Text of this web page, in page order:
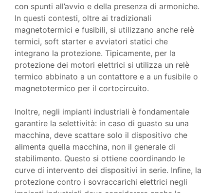
con spunti all’avvio e della presenza di armoniche.
In questi contesti, oltre ai tradizionali
magnetotermici e fusibili, si utilizzano anche relè
termici, soft starter e avviatori statici che
integrano la protezione. Tipicamente, per la
protezione dei motori elettrici si utilizza un relè
termico abbinato a un contattore e a un fusibile o
magnetotermico per il cortocircuito.
Inoltre, negli impianti industriali è fondamentale
garantire la selettività: in caso di guasto su una
macchina, deve scattare solo il dispositivo che
alimenta quella macchina, non il generale di
stabilimento. Questo si ottiene coordinando le
curve di intervento dei dispositivi in serie. Infine, la
protezione contro i sovraccarichi elettrici negli